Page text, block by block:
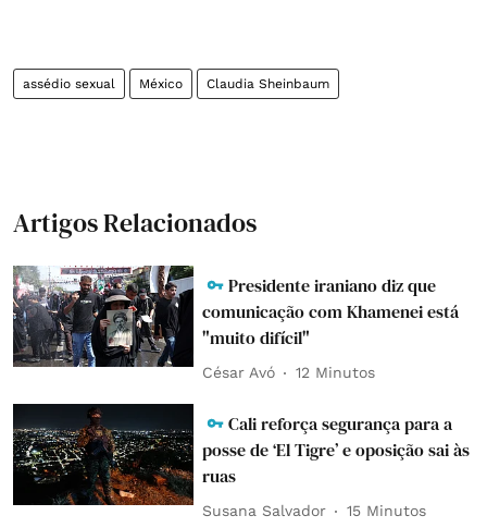
assédio sexual México Claudia Sheinbaum
Artigos Relacionados
Presidente iraniano diz que
comunicação com Khamenei está
"muito difícil"
César Avó 12 Minutos
Cali reforça segurança para a
posse de ‘El Tigre’ e oposição sai às
ruas
Susana Salvador 15 Minutos